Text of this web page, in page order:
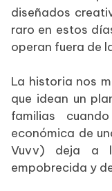
diseñados
raro en estos
operan fuera de
La historia nos
que idean un
familias
económica de
Vuvv) deja a
empobrecida y